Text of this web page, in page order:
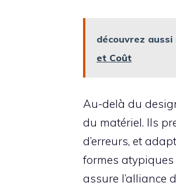
découvrez aussi
et Coût
Au-delà du
du matériel. Ils
d’erreurs, et
formes
assure l’alliance